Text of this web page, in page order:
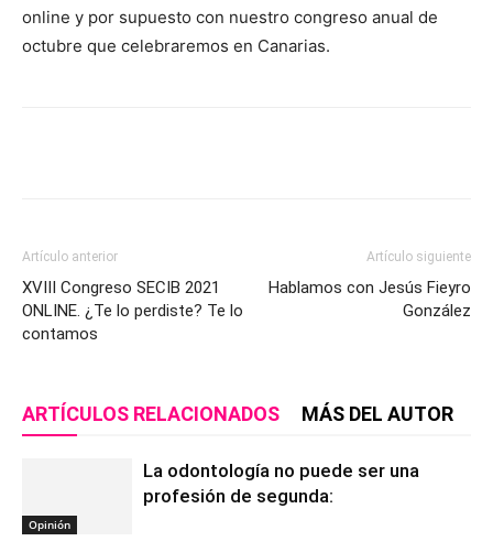
online y por supuesto con nuestro congreso anual de
octubre que celebraremos en Canarias.
Artículo anterior
XVIII Congreso SECIB 2021
ONLINE. ¿Te lo perdiste? Te lo
contamos
Artículo siguiente
Hablamos con Jesús Fieyro
González
ARTÍCULOS RELACIONADOS MÁS DEL AUTOR
Opinión
La odontología no puede ser una
profesión de segunda: